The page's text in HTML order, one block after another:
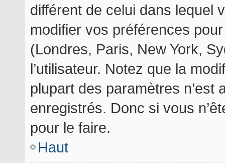
différent de celui dans lequel
modifier vos préférences
(Londres, Paris, New York,
l’utilisateur. Notez que la
plupart des paramètres n’est
enregistrés. Donc si vous
pour le faire.
Haut